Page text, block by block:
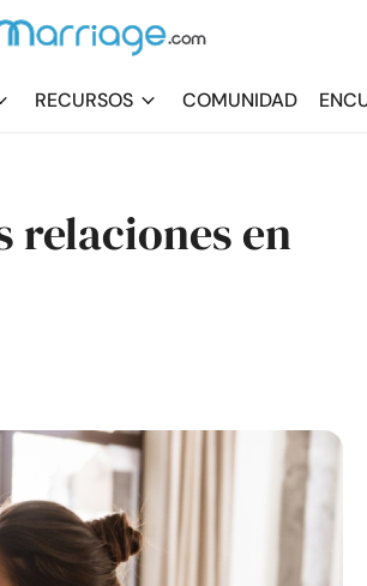
RECURSOS COMUNIDAD
relaciones en